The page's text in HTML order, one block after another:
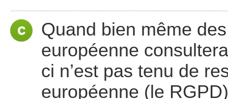
Quand bien même
européenne
ci n’est pas tenu de
européenne (le